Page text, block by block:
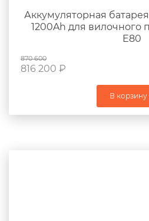
Аккумуляторная
1200Ah для вилочного
E80
870 600
816 200 ₽
В корзину